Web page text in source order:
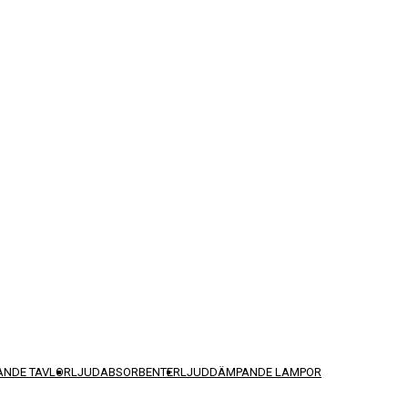
TAVLORLJUDABSORBENTERLJUDDÄMPANDE LAMPOR